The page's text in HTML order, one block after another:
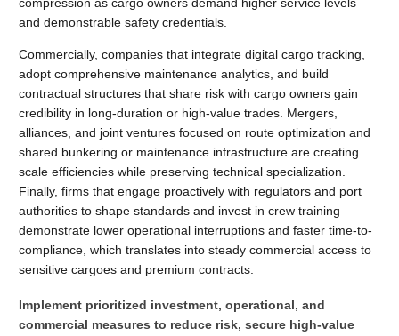
and demonstrable safety credentials.
Commercially, companies that integrate digital cargo tracking,
adopt comprehensive maintenance analytics, and build
contractual structures that share risk with cargo owners gain
credibility in long-duration or high-value trades. Mergers,
alliances, and joint ventures focused on route optimization and
shared bunkering or maintenance infrastructure are creating
scale efficiencies while preserving technical specialization.
Finally, firms that engage proactively with regulators and port
authorities to shape standards and invest in crew training
demonstrate lower operational interruptions and faster time-to-
compliance, which translates into steady commercial access to
sensitive cargoes and premium contracts.
Implement prioritized investment, operational, and
commercial measures to reduce risk, secure high-value